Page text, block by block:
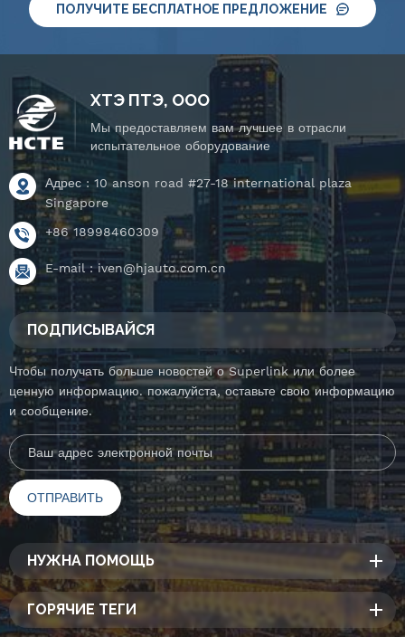
ПОЛУЧИТЕ БЕСПЛАТНОЕ ПРЕДЛОЖЕНИЕ
ХТЭ ПТЭ, ООО
Мы предоставляем вам лучшее в отрасли
испытательное оборудование
Адрес : 10 anson road #27-18 international plaza
Singapore
+86 18998460309
E-mail :iven@hjauto.com.cn
ПОДПИСЫВАЙСЯ
Чтобы получать больше новостей о Superlink или более
ценную информацию. пожалуйста, оставьте свою информацию
и сообщение.
НУЖНА ПОМОЩЬ
ГОРЯЧИЕ ТЕГИ